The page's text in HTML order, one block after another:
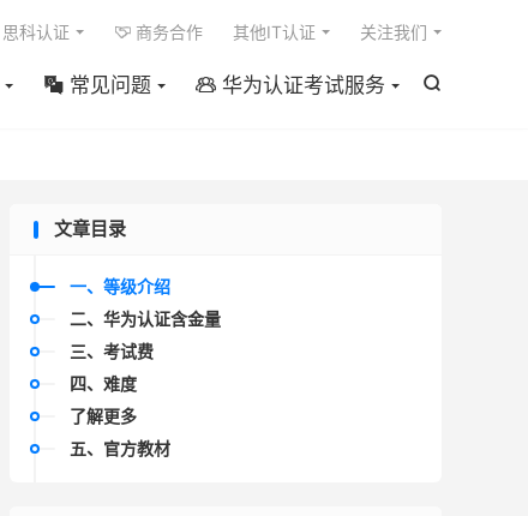

 常见问题  华为认证考试服务
思科认证  商务合作 其他IT认证 关注我们
文章目录
一、等级介绍
二、华为认证含金量
三、考试费
四、难度
了解更多
五、官方教材